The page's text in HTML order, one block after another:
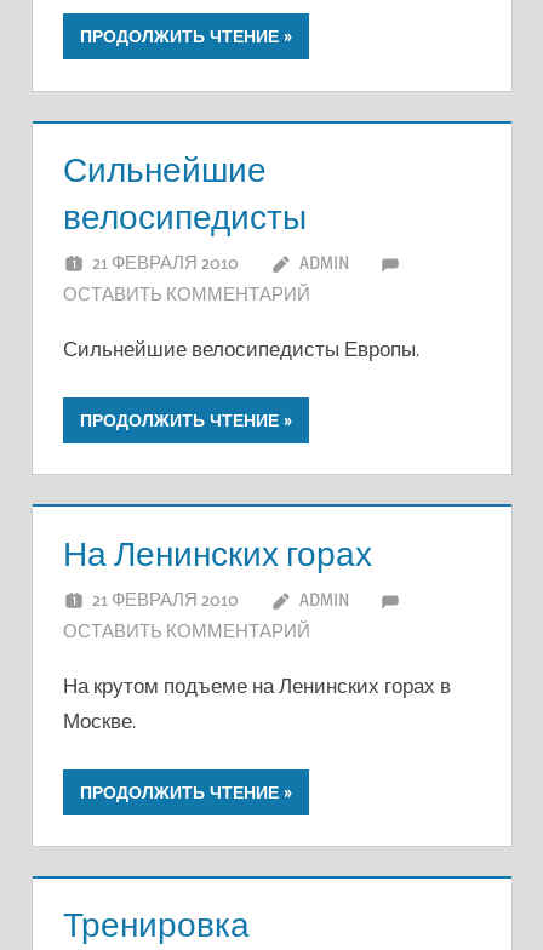
ПРОДОЛЖИТЬ ЧТЕНИЕ
Сильнейшие
велосипедисты
21 ФЕВРАЛЯ 2010
ADMIN
ОСТАВИТЬ КОММЕНТАРИЙ
Сильнейшие велосипедисты Европы.
ПРОДОЛЖИТЬ ЧТЕНИЕ
На Ленинских горах
21 ФЕВРАЛЯ 2010
ADMIN
ОСТАВИТЬ КОММЕНТАРИЙ
На крутом подъеме на Ленинских горах в
Москве.
ПРОДОЛЖИТЬ ЧТЕНИЕ
Тренировка